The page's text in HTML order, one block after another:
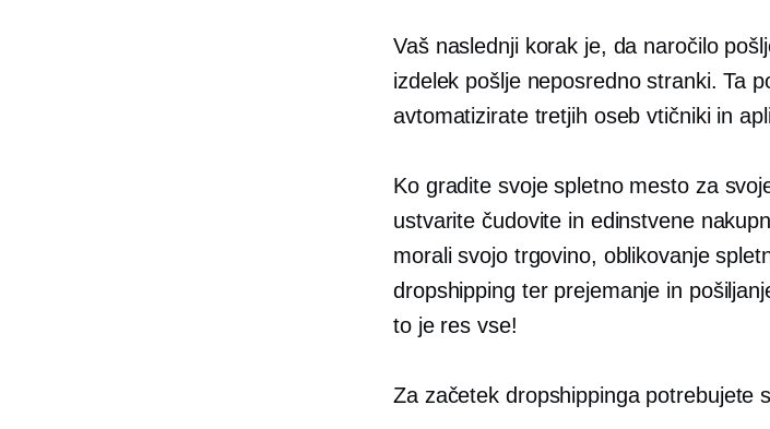
Vaš naslednji korak je, da naročilo
izdelek pošlje neposredno stranki. Ta
avtomatizirate tretjih oseb vtičniki in
Ko gradite svoje spletno mesto za
ustvarite čudovite in edinstvene
morali svojo trgovino, oblikovanje
dropshipping ter prejemanje in
to je res vse!
Za začetek dropshippinga potrebujete